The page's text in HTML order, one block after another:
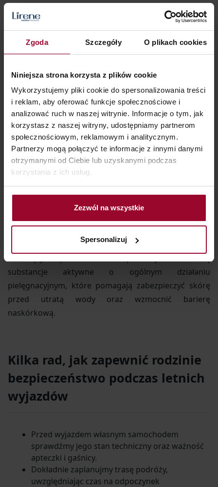
Zgoda Szczegóły O plikach cookies
Niniejsza strona korzysta z plików cookie
Wykorzystujemy pliki cookie do spersonalizowania treści
i reklam, aby oferować funkcje społecznościowe i
analizować ruch w naszej witrynie. Informacje o tym, jak
korzystasz z naszej witryny, udostępniamy partnerom
społecznościowym, reklamowym i analitycznym.
Partnerzy mogą połączyć te informacje z innymi danymi
otrzymanymi od Ciebie lub uzyskanymi podczas
korzystania z ich usług.
Zezwól na wszystkie
Spersonalizuj
przyspieszając jej starzenie. Jednym z ważniejszych
źródeł wolnych rodników jest promieniowanie
kosmetologia wykorzystuje np. witaminy
i C.
3° Długotrwała pielęgnacja
Kondycja skóry, właściwe funkcjonowanie bariery
naskórkowej czy też prawidłowe nawilżenie mają duże
znaczenie gdy korzystamy z kąpieli słonecznych. Tylko
„zdrowa” skóra jest w stanie odpowiednio zareagować
skórę, powoduje powstawanie przebarwień, często
też podrażnia. Dlatego w formułach kosmetyków
substancje aktywne o ogólnym działaniu
pielęgnacyjnym, które pomagają zabezpieczyć skórę
przed utratą wody oraz wzmocnić barierę
naskórkową.
Kilka rad, jak zapewnić rodzinie
bezpieczeństwo podczas letnich
wyjazdów
Przed wyjazdem własnym samochodem
sprawdźmy jego stan techniczny oraz ważność
apteczki i gaśnicy.
Dokładnie zaplanujmy trasę podróży,
uwzględniając czas na odpoczynek